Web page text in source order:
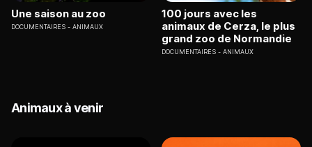
Une saison au zoo
DOCUMENTAIRES ANIMAUX
100 jours avec les
animaux de Cerza, le plus
grand zoo de Normandie
DOCUMENTAIRES ANIMAUX
Animaux à venir